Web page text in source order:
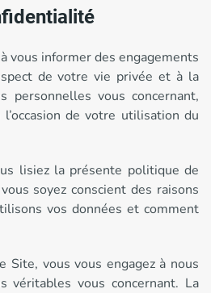
vous informer des engagements
de votre vie privée et à la
personnelles vous concernant,
de votre utilisation du
lisiez la présente politique de
soyez conscient des raisons
vos données et comment
Site, vous vous engagez à nous
véritables vous concernant. La